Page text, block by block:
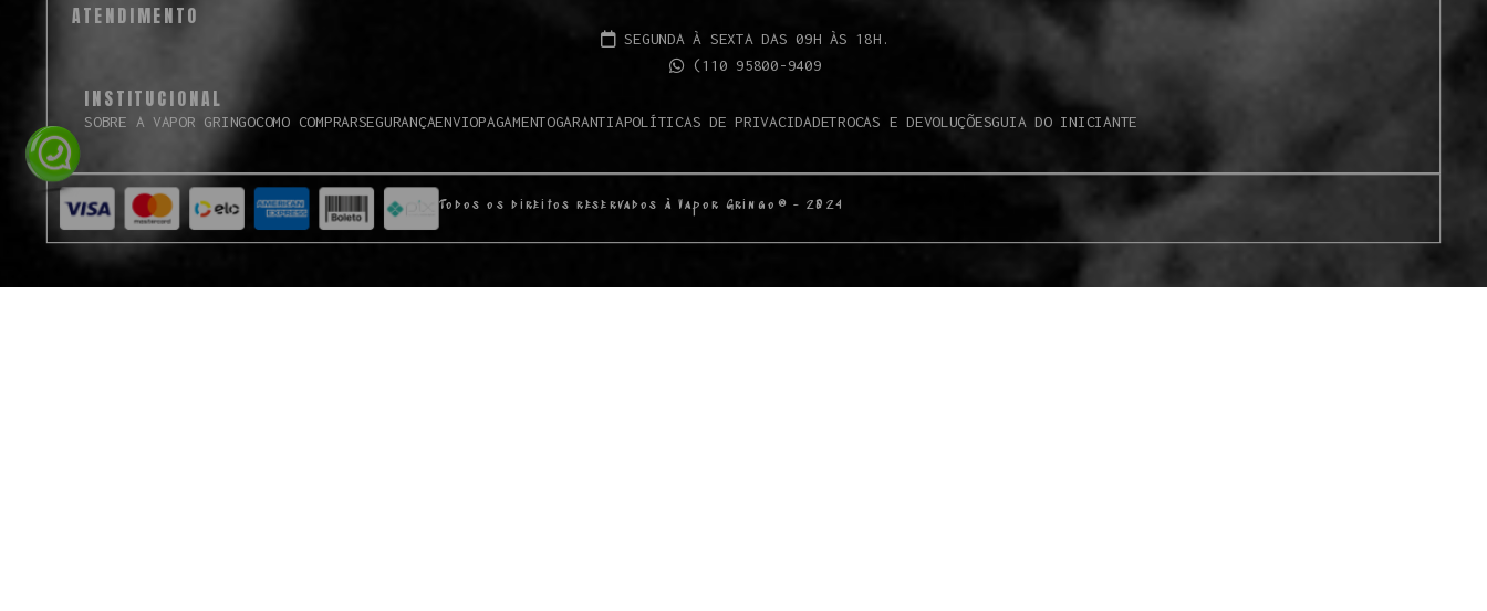
ATENDIMENTO
SEGUNDA À SEXTA DAS 09H ÀS 18H.
(110 95800-9409
INSTITUCIONAL
SOBRE A VAPOR GRINGOCOMO COMPRARSEGURANÇAENVIOPAGAMENTOGARANTIAPOLÍTICAS DE PRIVACIDADETROCAS E DEVOLUÇÕESGUIA DO INICIANTE
Todos os direitos reservados à Vapor Gringo® - 2024